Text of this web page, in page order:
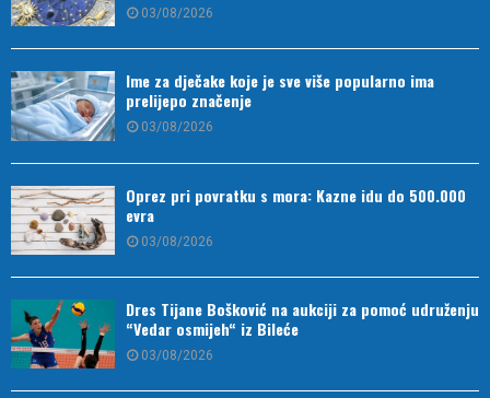
03/08/2026
Ime za dječake koje je sve više popularno ima
prelijepo značenje
03/08/2026
Oprez pri povratku s mora: Kazne idu do 500.000
evra
03/08/2026
Dres Tijane Bošković na aukciji za pomoć udruženju
“Vedar osmijeh“ iz Bileće
03/08/2026